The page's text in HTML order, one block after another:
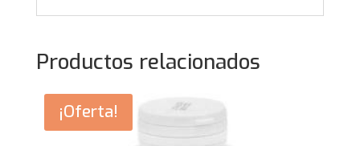
Productos relacionados
¡Oferta!